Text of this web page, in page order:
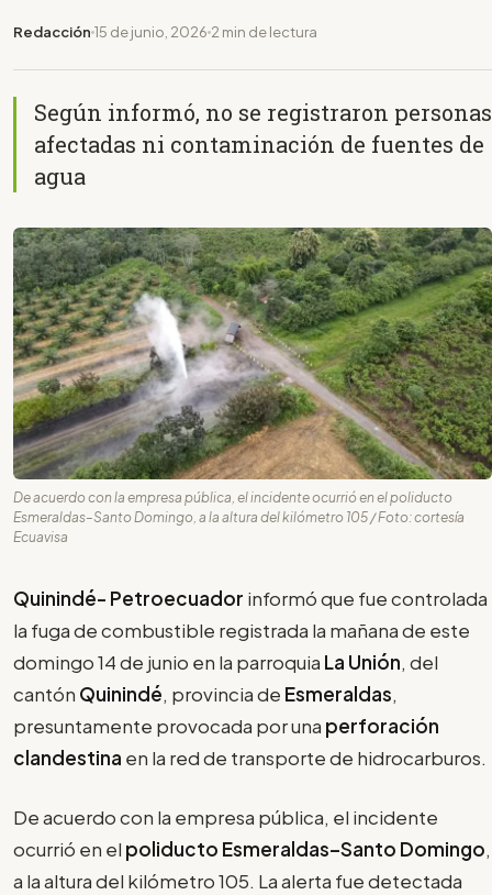
Redacción 15 de junio, 2026 2 min de lectura
Según informó, no se registraron personas
afectadas ni contaminación de fuentes de
agua
De acuerdo con la empresa pública, el incidente ocurrió en el poliducto
Esmeraldas–Santo Domingo, a la altura del kilómetro 105 / Foto: cortesía
Ecuavisa
Quinindé- Petroecuador informó que fue controlada
la fuga de combustible registrada la mañana de este
domingo 14 de junio en la parroquia La Unión, del
cantón Quinindé, provincia de Esmeraldas,
presuntamente provocada por una perforación
clandestina en la red de transporte de hidrocarburos.
De acuerdo con la empresa pública, el incidente
ocurrió en el poliducto Esmeraldas–Santo Domingo,
a la altura del kilómetro 105. La alerta fue detectada